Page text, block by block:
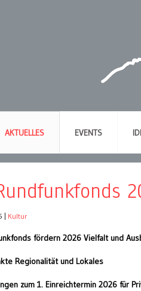
AKTUELLES EVENTS
Kultur
fördern 2026 Vielfalt und
Regionalität und Lokales
zum 1. Einreichtermin 2026 für